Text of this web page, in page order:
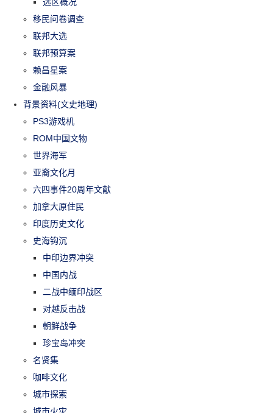
移民问卷调查
联邦大选
联邦预算案
赖昌星案
金融风暴
背景资料(文史地理)
PS3游戏机
ROM中国文物
世界海军
亚裔文化月
六四事件20周年文献
加拿大原住民
印度历史文化
史海钩沉
中印边界冲突
中国内战
二战中缅印战区
对越反击战
朝鲜战争
珍宝岛冲突
名贤集
咖啡文化
城市探索